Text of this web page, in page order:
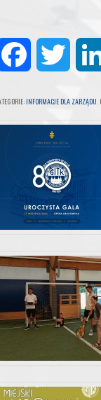
c
b
o
o
k
i
e
r
INFORMACJE DLA ZARZĄDU.